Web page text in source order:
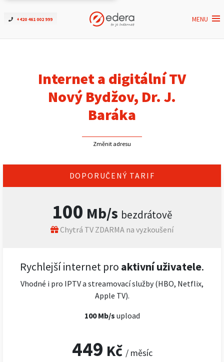
+420 461 002 999 MENU
Ověřit dostupnost
ČEZNET TV
Kontakt
Internet a digitální TV
Nový Bydžov, Dr. J.
Baráka
Změnit adresu
DOPORUČENÝ TARIF
100 Mb/s bezdrátově
Chytrá TV ZDARMA na vyzkoušení
Rychlejší internet pro aktivní uživatele.
Vhodné i pro IPTV a streamovací služby (HBO, Netflix,
Apple TV).
100 Mb/s upload
449 Kč / měsíc